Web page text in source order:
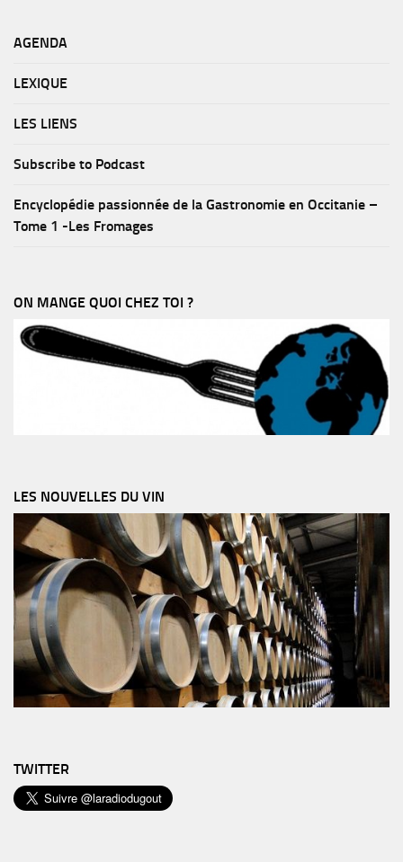
AGENDA
LEXIQUE
LES LIENS
Subscribe to Podcast
Encyclopédie passionnée de la Gastronomie en Occitanie –
Tome 1 -Les Fromages
ON MANGE QUOI CHEZ TOI ?
LES NOUVELLES DU VIN
TWITTER